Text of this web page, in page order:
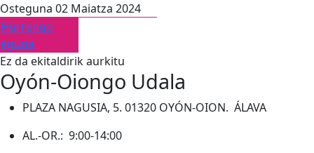
Osteguna 02 Maiatza 2024
Hurrengo
eguna
Ez da ekitaldirik aurkitu
Oyón-Oiongo Udala
PLAZA NAGUSIA, 5. 01320 OYÓN-OION. ÁLAVA
AL.-OR.: 9:00-14:00